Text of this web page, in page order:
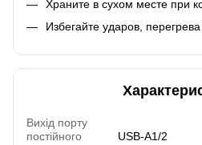
Храните в сухом месте при
Избегайте ударов,
Вихід порту
постійного
USB-A1/2